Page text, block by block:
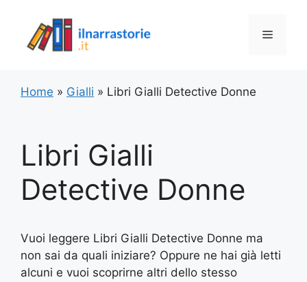
contenuto
Menu
Home » Gialli » Libri Gialli Detective Donne
Libri Gialli
Detective Donne
Vuoi leggere Libri Gialli Detective Donne ma
non sai da quali iniziare? Oppure ne hai già letti
alcuni e vuoi scoprirne altri dello stesso